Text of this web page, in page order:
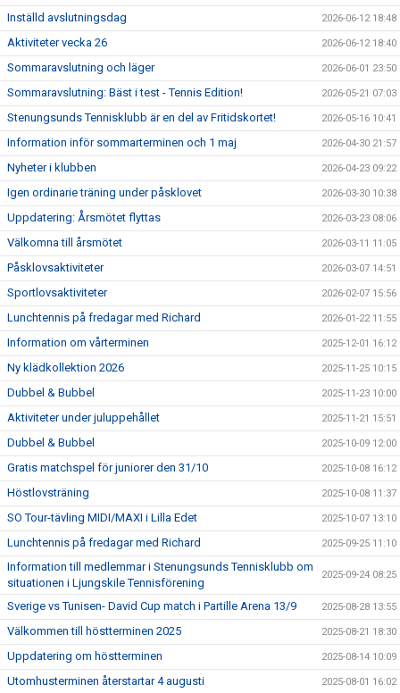
Inställd avslutningsdag 2026-06-12 18:48
Aktiviteter vecka 26 2026-06-12 18:40
Sommaravslutning och läger 2026-06-01 23:50
Sommaravslutning: Bäst i test - Tennis Edition! 2026-05-21 07:03
Stenungsunds Tennisklubb är en del av Fritidskortet! 2026-05-16 10:41
Information inför sommarterminen och 1 maj 2026-04-30 21:57
Nyheter i klubben 2026-04-23 09:22
Igen ordinarie träning under påsklovet 2026-03-30 10:38
Uppdatering: Årsmötet flyttas 2026-03-23 08:06
Välkomna till årsmötet 2026-03-11 11:05
Påsklovsaktiviteter 2026-03-07 14:51
Sportlovsaktiviteter 2026-02-07 15:56
Lunchtennis på fredagar med Richard 2026-01-22 11:55
Information om vårterminen 2025-12-01 16:12
Ny klädkollektion 2026 2025-11-25 10:15
Dubbel & Bubbel 2025-11-23 10:00
Aktiviteter under juluppehållet 2025-11-21 15:51
Dubbel & Bubbel 2025-10-09 12:00
Gratis matchspel för juniorer den 31/10 2025-10-08 16:12
Höstlovsträning 2025-10-08 11:37
SO Tour-tävling MIDI/MAXI i Lilla Edet 2025-10-07 13:10
Lunchtennis på fredagar med Richard 2025-09-25 11:10
Information till medlemmar i Stenungsunds Tennisklubb om
situationen i Ljungskile Tennisförening
2025-09-24 08:25
Sverige vs Tunisen- David Cup match i Partille Arena 13/9 2025-08-28 13:55
Välkommen till höstterminen 2025 2025-08-21 18:30
Uppdatering om höstterminen 2025-08-14 10:09
Utomhusterminen återstartar 4 augusti 2025-08-01 16:02